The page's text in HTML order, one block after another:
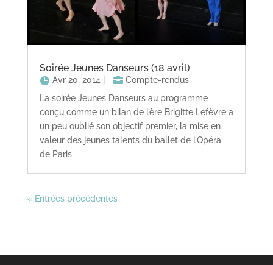
Soirée Jeunes Danseurs (18 avril)
Avr 20, 2014
Compte-rendus
La soirée Jeunes Danseurs au programme
conçu comme un bilan de l’ère Brigitte Lefèvre a
un peu oublié son objectif premier, la mise en
valeur des jeunes talents du ballet de l’Opéra
de Paris.
« Entrées précédentes